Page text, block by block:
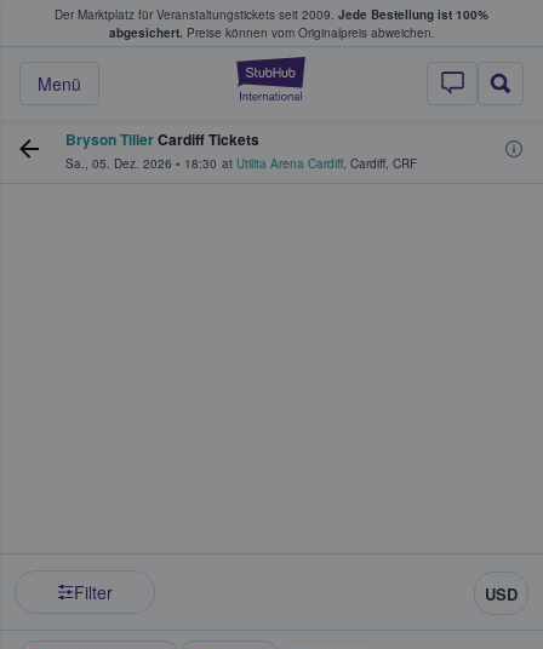
Der Marktplatz für Veranstaltungstickets seit 2009. Jede Bestellung ist 100%
abgesichert. Preise können vom Originalpreis abweichen.
StubHub - Wo
Menü
Tickets kaufen & verkaufen
Bryson TillerCardiff Tickets
Sa., 05. Dez. 2026 • 18:30 at Utilita Arena Cardiff, Cardiff, CRF
Filter USD